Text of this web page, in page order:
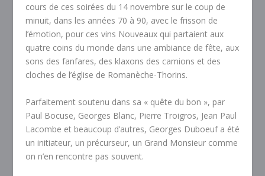
cours de ces soirées du 14 novembre sur le coup de
minuit, dans les années 70 à 90, avec le frisson de
l’émotion, pour ces vins Nouveaux qui partaient aux
quatre coins du monde dans une ambiance de fête, aux
sons des fanfares, des klaxons des camions et des
cloches de l’église de Romanèche-Thorins.
Parfaitement soutenu dans sa « quête du bon », par
Paul Bocuse, Georges Blanc, Pierre Troigros, Jean Paul
Lacombe et beaucoup d’autres, Georges Duboeuf a été
un initiateur, un précurseur, un Grand Monsieur comme
on n’en rencontre pas souvent.